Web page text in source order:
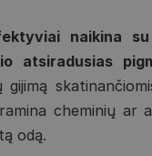
naikina
atsiradusias
gijimą
cheminių ar
odą.